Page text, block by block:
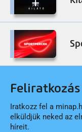
Iratkozz fel a
elküldjük neked az
híreit.